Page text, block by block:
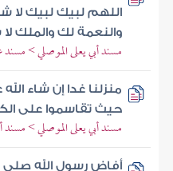
اللهم لبيك لبيك لا
والنعمة لك والملك
مسند أبي يعلى الموصلي > مسند
منزلنا غدا إن شاء
حيث تقاسموا على
مسند أبي يعلى الموصلي >
أفاض رسول الله